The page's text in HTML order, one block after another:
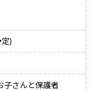
)
子さんと保護者